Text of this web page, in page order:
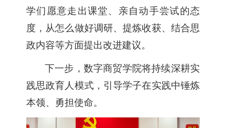
学们愿意走出课堂、亲自动手尝试的态
度，从怎么做好调研、提炼收获、结合思
政内容等方面提出改进建议。
下一步，数字商贸学院将持续深耕实
践思政育人模式，引导学子在实践中锤炼
本领、勇担使命。